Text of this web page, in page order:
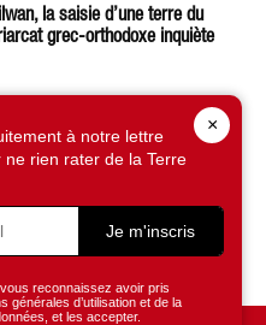
la saisie d’une terre du
grec-orthodoxe inquiète
XIV préoccupé par la situation
Sainte
×
à notre lettre
rien rater de la Terre
Je m'inscris
reconnaissez avoir pris
générales d’utilisation et de la
et les accepter.